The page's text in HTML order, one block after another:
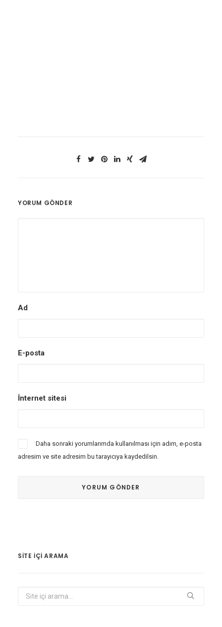
YORUM GÖNDER
Ad
E-posta
İnternet sitesi
Daha sonraki yorumlarımda kullanılması için adım, e-posta
adresim ve site adresim bu tarayıcıya kaydedilsin.
SITE IÇI ARAMA